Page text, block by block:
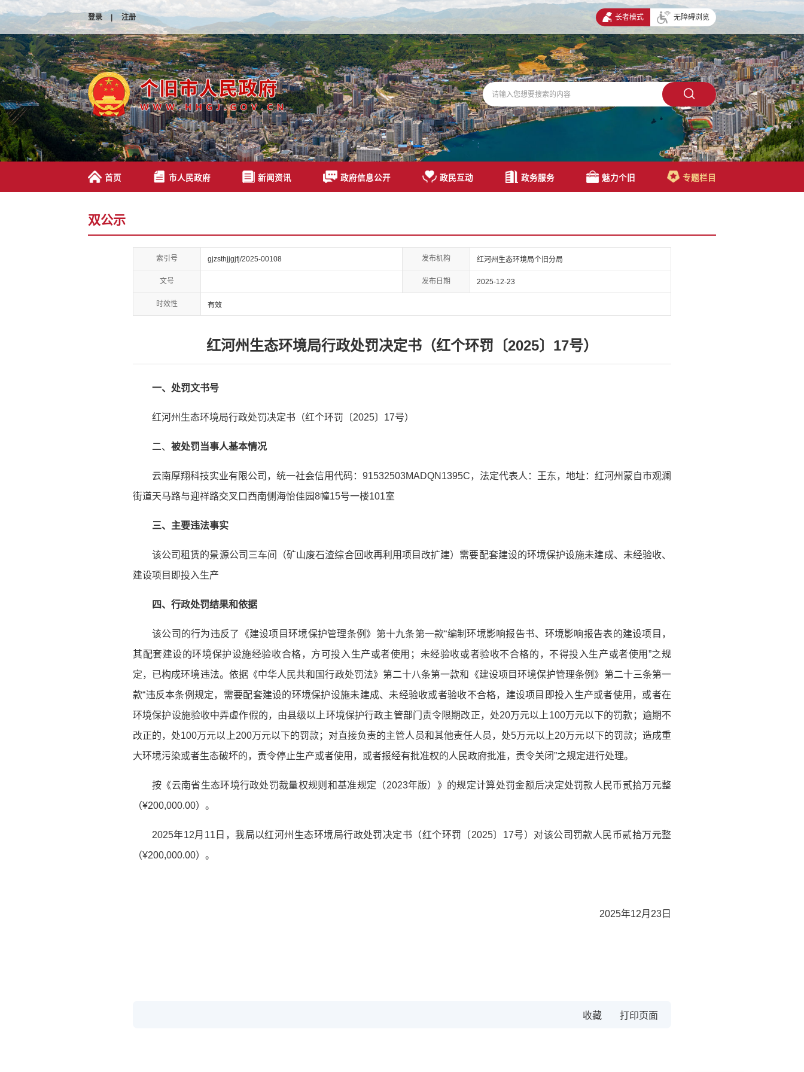
登录 | 注册 长者模式 无障碍浏览
首页 市人民政府 新闻资讯 政府信息公开 政民互动 政务服务 魅力个旧 专题栏目
双公示
索引号 gjzsthjjgjfj/2025-00108 发布机构 红河州生态环境局个旧分局
文号 发布日期 2025-12-23
时效性 有效
红河州生态环境局行政处罚决定书（红个环罚〔2025〕17号）
一、处罚文书号
红河州生态环境局行政处罚决定书（红个环罚〔2025〕17号）
二、 被处罚当事人基本情况
云南厚翔科技实业有限公司，统一社会信用代码：91532503MADQN1395C，法定代表人：王东，地址：红河州蒙自市观澜
街道天马路与迎祥路交叉口西南侧海怡佳园8幢15号一楼101室
三、主要违法事实
该公司租赁的景源公司三车间（矿山废石渣综合回收再利用项目改扩建）需要配套建设的环境保护设施未建成、未经验收、
建设项目即投入生产
四、行政处罚结果和依据
该公司的行为违反了《建设项目环境保护管理条例》第十九条第一款“编制环境影响报告书、环境影响报告表的建设项目，
其配套建设的环境保护设施经验收合格，方可投入生产或者使用；未经验收或者验收不合格的，不得投入生产或者使用”之规
定，已构成环境违法。依据《中华人民共和国行政处罚法》第二十八条第一款和《建设项目环境保护管理条例》第二十三条第一
款“违反本条例规定，需要配套建设的环境保护设施未建成、未经验收或者验收不合格，建设项目即投入生产或者使用，或者在
环境保护设施验收中弄虚作假的，由县级以上环境保护行政主管部门责令限期改正，处20万元以上100万元以下的罚款；逾期不
改正的，处100万元以上200万元以下的罚款；对直接负责的主管人员和其他责任人员，处5万元以上20万元以下的罚款；造成重
大环境污染或者生态破坏的，责令停止生产或者使用，或者报经有批准权的人民政府批准，责令关闭”之规定进行处理。
按《云南省生态环境行政处罚裁量权规则和基准规定（2023年版）》的规定计算处罚金额后决定处罚款人民币贰拾万元整
（¥200,000.00）。
2025年12月11日，我局以红河州生态环境局行政处罚决定书（红个环罚〔2025〕17号）对该公司罚款人民币贰拾万元整
（¥200,000.00）。
2025年12月23日
收藏